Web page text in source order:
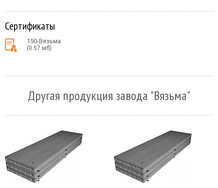
Сертификаты
150-Вязьма
(0.57 мб)
Другая продукция завода "Вязьма"